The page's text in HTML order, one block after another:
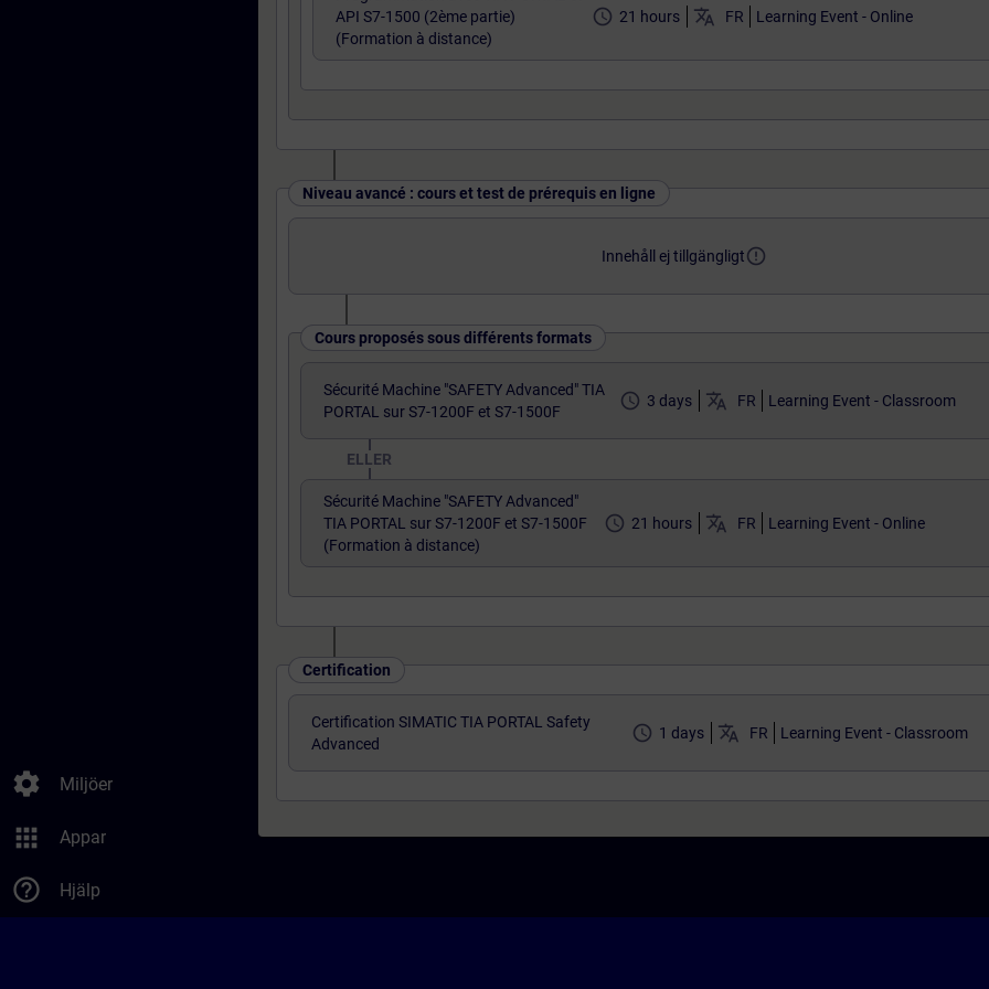
settings Miljöer
apps Appar
help_outline Hjälp
API S7-1500 (2ème partie)
(Formation à distance)
access_time 21 hours translate FR Learning Event - Online
Niveau avancé : cours et test de prérequis en ligne
Innehåll ej tillgängligterror_outline
Cours proposés sous différents formats
Sécurité Machine "SAFETY Advanced" TIA
PORTAL sur S7-1200F et S7-1500F
access_time 3 days translate FR Learning Event - Classroom
ELLER
Sécurité Machine "SAFETY Advanced"
TIA PORTAL sur S7-1200F et S7-1500F
(Formation à distance)
access_time 21 hours translate FR Learning Event - Online
Certification
Certification SIMATIC TIA PORTAL Safety
Advanced
access_time 1 days translate FR Learning Event - Classroom